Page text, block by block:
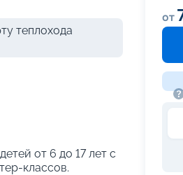
теплохода
от 6 до 17 лет с
классов.
от